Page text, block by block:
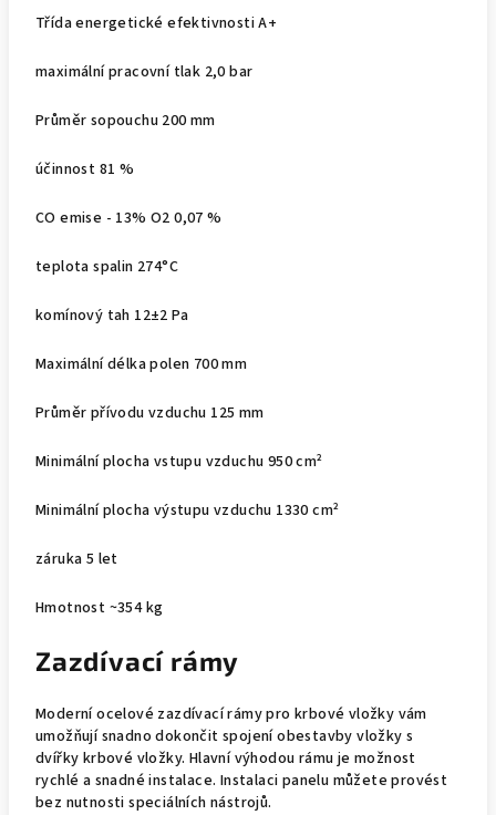
Třída energetické efektivnosti A+
maximální pracovní tlak 2,0 bar
Průměr sopouchu 200 mm
účinnost 81 %
CO emise - 13% O2 0,07 %
teplota spalin 274°C
komínový tah 12±2 Pa
Maximální délka polen 700 mm
Průměr přívodu vzduchu 125 mm
Minimální plocha vstupu vzduchu 950 cm²
Minimální plocha výstupu vzduchu 1330 cm²
záruka 5 let
Hmotnost ~354 kg
Zazdívací rámy
Moderní ocelové zazdívací rámy pro krbové vložky vám
umožňují snadno dokončit spojení obestavby vložky s
dvířky krbové vložky. Hlavní výhodou rámu je možnost
rychlé a snadné instalace. Instalaci panelu můžete provést
bez nutnosti speciálních nástrojů.